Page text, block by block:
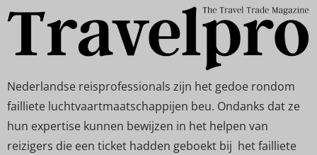
Nederlandse reisprofessionals zijn het gedoe rondom
failliete luchtvaartmaatschappijen beu. Ondanks dat ze
hun expertise kunnen bewijzen in het helpen van
reizigers die een ticket hadden geboekt bij het failliete